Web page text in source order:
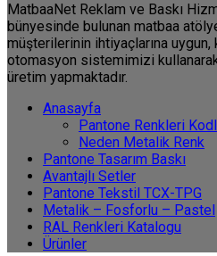
MatbaaNet Reklam ve Baskı
bünyesinde bulunan matbaa
müşterilerinin ihtiyaçlarına
otomasyon sistemimizi
üretim yapmaktadır.
Anasayfa
Pantone Renkleri
Neden Metalik Renk
Pantone Tasarım Baskı
Avantajlı Setler
Pantone Tekstil TCX-TPG
Metalik – Fosforlu – Pastel
RAL Renkleri Katalogu
Ürünler